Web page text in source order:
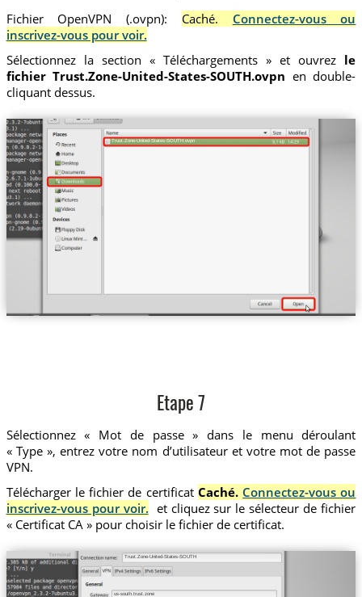
Fichier OpenVPN (.ovpn): Caché. Connectez-vous ou
inscrivez-vous pour voir.
Sélectionnez la section « Téléchargements » et ouvrez le
fichier Trust.Zone-United-States-SOUTH.ovpn en double-
cliquant dessus.
Trust.Zone-United-States-SOUTH.ovpn
Etape 7
Sélectionnez « Mot de passe » dans le menu déroulant
« Type », entrez votre nom d’utilisateur et votre mot de passe
VPN.
Télécharger le fichier de certificat Caché. Connectez-vous ou
inscrivez-vous pour voir. et cliquez sur le sélecteur de fichier
« Certificat CA » pour choisir le fichier de certificat.
Trust.Zone-United-States-SOUTH
us-south.trust.zone